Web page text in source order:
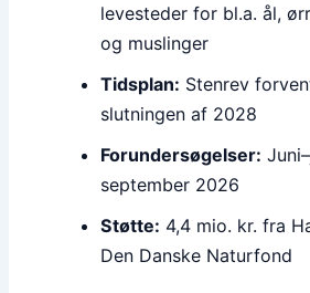
levesteder for bl.a. ål,
og muslinger
Tidsplan: Stenrev
slutningen af 2028
Forundersøgelser:
september 2026
Støtte: 4,4 mio. kr. fra
Den Danske Naturfond